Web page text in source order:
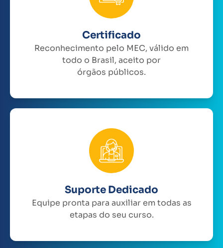
Certificado
Reconhecimento pelo MEC, válido em
todo o Brasil, aceito por
órgãos públicos.
Suporte Dedicado
Equipe pronta para auxiliar em todas as
etapas do seu curso.